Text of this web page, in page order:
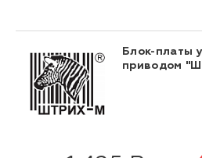
Блок-платы
приводом